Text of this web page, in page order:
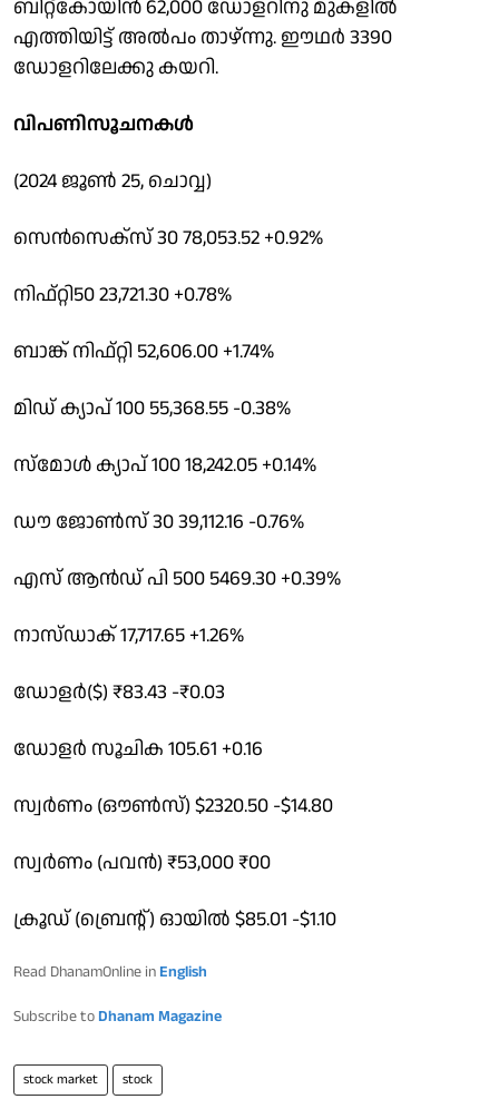
ബിറ്റ്കോയിൻ 62,000 ഡോളറിനു മുകളിൽ
എത്തിയിട്ട് അൽപം താഴ്ന്നു. ഈഥർ 3390
ഡോളറിലേക്കു കയറി.
വിപണിസൂചനകൾ
(2024 ജൂൺ 25, ചാെവ്വ)
സെൻസെക്സ് 30 78,053.52 +0.92%
നിഫ്റ്റി50 23,721.30 +0.78%
ബാങ്ക് നിഫ്റ്റി 52,606.00 +1.74%
മിഡ് ക്യാപ് 100 55,368.55 -0.38%
സ്മോൾ ക്യാപ് 100 18,242.05 +0.14%
ഡൗ ജോൺസ് 30 39,112.16 -0.76%
എസ് ആൻഡ് പി 500 5469.30 +0.39%
നാസ്ഡാക് 17,717.65 +1.26%
ഡോളർ($) ₹83.43 -₹0.03
ഡോളർ സൂചിക 105.61 +0.16
സ്വർണം (ഔൺസ്) $2320.50 -$14.80
സ്വർണം (പവൻ) ₹53,000 ₹00
ക്രൂഡ് (ബ്രെൻ്റ്) ഓയിൽ $85.01 -$1.10
Read DhanamOnline in English
Subscribe to Dhanam Magazine
stock market stock